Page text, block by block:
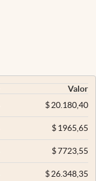
Valor
$20.180,40
$1965,65
$7723,55
$26.348,35